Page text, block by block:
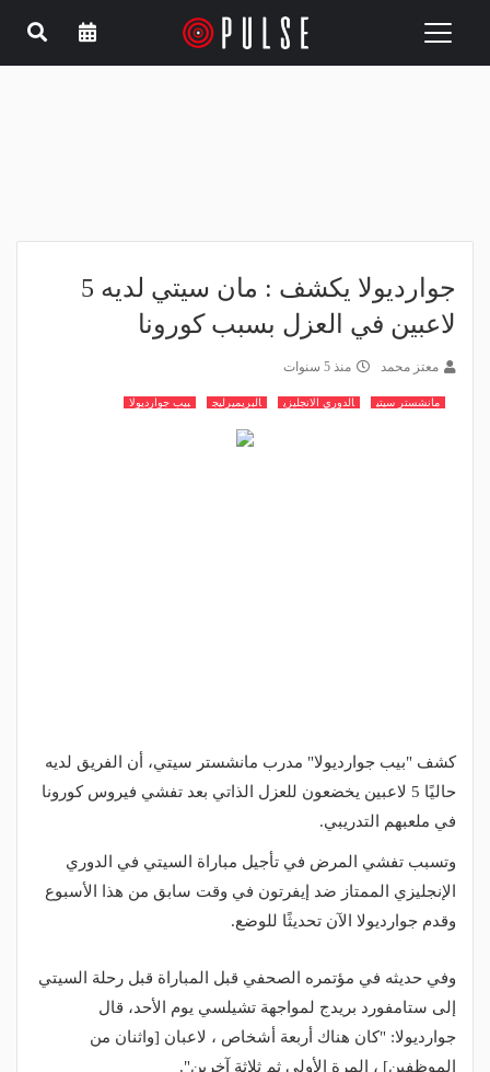
Toggle
جوارديولا يكشف : مان سيتي لديه 5
لاعبين في العزل بسبب كورونا
معتز محمد منذ 5 سنوات
مانشستر سيتي الدوري الانجليزي البريميرليج بيب جوارديولا
كشف "بيب جوارديولا" مدرب مانشستر سيتي، أن الفريق لديه
حاليًا 5 لاعبين يخضعون للعزل الذاتي بعد تفشي فيروس كورونا
في ملعبهم التدريبي.
وتسبب تفشي المرض في تأجيل مباراة السيتي في الدوري
الإنجليزي الممتاز ضد إيفرتون في وقت سابق من هذا الأسبوع
وقدم جوارديولا الآن تحديثًا للوضع.
وفي حديثه في مؤتمره الصحفي قبل المباراة قبل رحلة السيتي
إلى ستامفورد بريدج لمواجهة تشيلسي يوم الأحد، قال
جوارديولا: "كان هناك أربعة أشخاص ، لاعبان [واثنان من
الموظفين] ، المرة الأولى ثم ثلاثة آخرين".